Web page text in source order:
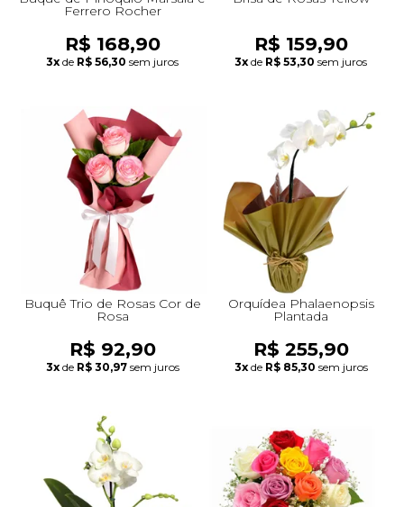
Ferrero Rocher
R$ 168,90
3x de R$ 56,30 sem juros
R$ 159,90
3x de R$ 53,30 sem juros
Buquê Trio de Rosas Cor de
Rosa
R$ 92,90
3x de R$ 30,97 sem juros
Orquídea Phalaenopsis
Plantada
R$ 255,90
3x de R$ 85,30 sem juros